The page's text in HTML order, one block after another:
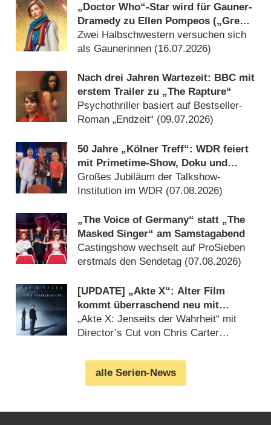
„Doctor Who“-Star wird für Gauner-
Dramedy zu Ellen Pompeos („Grey’s
Anatomy“) Serienschwester
Zwei Halbschwestern versuchen sich
als Gaunerinnen (16.07.2026)
Nach drei Jahren Wartezeit: BBC mit
erstem Trailer zu „The Rapture“
Psychothriller basiert auf Bestseller-
Roman „Endzeit“ (09.07.2026)
50 Jahre „Kölner Treff“: WDR feiert
mit Primetime-Show, Doku und
Rückblicken
Großes Jubiläum der Talkshow-
Institution im WDR (07.08.2026)
„The Voice of Germany“ statt „The
Masked Singer“ am Samstagabend
Castingshow wechselt auf ProSieben
erstmals den Sendetag (07.08.2026)
[UPDATE] „Akte X“: Alter Film
kommt überraschend neu mit
deutlich mehr Horror
„Akte X: Jenseits der Wahrheit“ mit
Director’s Cut von Chris Carter
alle Serien-News